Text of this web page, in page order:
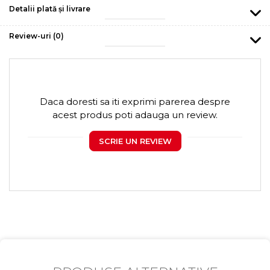
Detalii plată și livrare
Review-uri (0)
Daca doresti sa iti exprimi parerea despre
acest produs poti adauga un review.
SCRIE UN REVIEW